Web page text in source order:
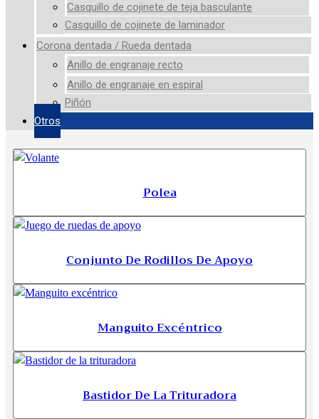
Casquillo de cojinete de teja basculante
Casquillo de cojinete de laminador
Corona dentada / Rueda dentada
Anillo de engranaje recto
Anillo de engranaje en espiral
Piñón
Otros
Polea
Conjunto De Rodillos De Apoyo
Manguito Excéntrico
Bastidor De La Trituradora